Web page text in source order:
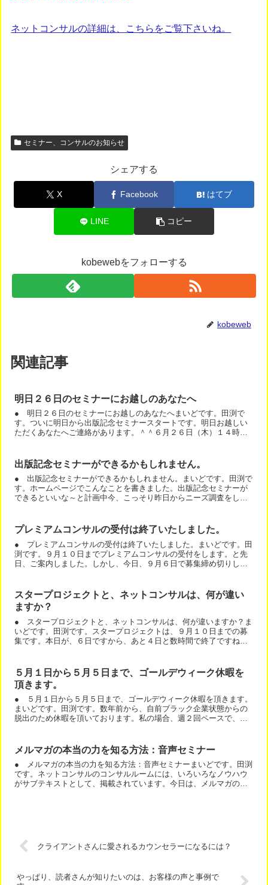
ネットコンサルの詳細は、こちらをご覧下さいね。
セミナー、コンサルのお知らせ
シェアする
X Facebook はてブ
LINE コピー
kobewebをフォローする
kobeweb
関連記事
明日２６日のセミナーにお越しのあなたへ
● 明日２６日のセミナーにお越しのあなたへまいどです。田渕で
す。ついに明日から出版記念セミナースタートです。明日お越しい
ただくあなたへご連絡があります。＾＾６月２６日（木）１４時３
出版記念セミナーができるかもしれません。
● 出版記念セミナーができるかもしれません。まいどです。田渕で
す。ホームページでこんなことを書きました。出版記念セミナーが
できるといいな～と計画中今、こっそり昨日からニーズ調査をして
プレミアムコンサルの受付は終了いたしました。
● プレミアムコンサルの受付は終了いたしました。まいどです。田
渕です。９月１０日までプレミアムコンサルの受付をします。と先
日、ご案内しました。しかし、今日、９月６日で募集締め切りしま
スタープロジェクトと、ネットコンサルは、何が違い
ますか？
● スタープロジェクトと、ネットコンサルは、何が違いますか？ま
いどです。田渕です。スタープロジェクトは、９月１０日までの募
集です。本日が、６日ですから、あと４日と数時間で終了ですね。
５月１日から５月５日まで、ゴールデウィーク休暇を
頂きます。
● ５月１日から５月５日まで、ゴールデウィーク休暇を頂きます。
まいどです。田渕です。数年前から、自前ブラック企業状態からの
脱出のため休暇を頂いております。私の場合、週２回ペースで、お
メルマガの本当の力を知る方法：音声セミナー
● メルマガの本当の力を知る方法：音声セミナーまいどです。田渕
です。ネットコンサルのコンサルルームには、いろいろなノウハウ
がサブテキストとして、掲載されています。今日は、メルマガの本
クライアントさんに愛されるカウンセラーになるには？
やっぱり、読者さんが知りたいのは、お客様の声と事例で